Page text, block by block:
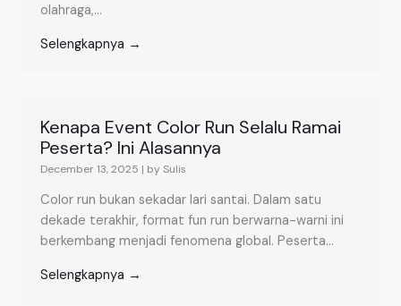
olahraga,...
Selengkapnya →
Kenapa Event Color Run Selalu Ramai
Peserta? Ini Alasannya
December 13, 2025 | by Sulis
Color run bukan sekadar lari santai. Dalam satu
dekade terakhir, format fun run berwarna-warni ini
berkembang menjadi fenomena global. Peserta...
Selengkapnya →